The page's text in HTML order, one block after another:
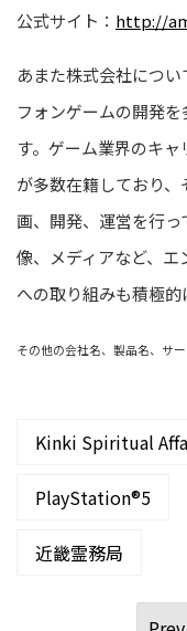
公式サイト： http://
あまた株式会社につ
フォンゲームの開発
す。ゲーム業界のキ
が多数在籍しており
画、開発、運営を行
像、メディアなど、
への取り組みも積極的
その他の会社名、製品名、サ
Kinki Spiritual
PlayStation®5
近畿霊務局